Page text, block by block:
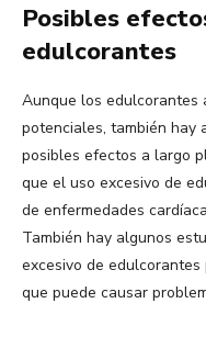
Posibles
edulcorantes
Aunque los edulcorantes
potenciales, también hay
posibles efectos a largo
que el uso excesivo de
de enfermedades
También hay algunos
excesivo de
que puede causar